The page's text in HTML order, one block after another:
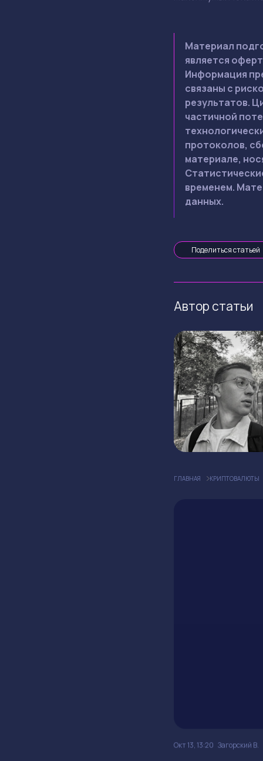
Материал
является
Информация
связаны с
результатов.
частичной
протоколов,
материале,
временем.
данных.
Поделиться статьей
Автор статьи
ГЛАВНАЯ КРИПТОВАЛЮТЫ
Окт 13, 13:20 Загорский В.